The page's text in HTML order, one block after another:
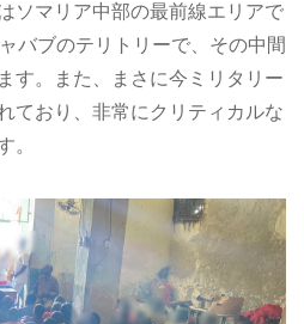
ソマリア中部の最前線エリアで
バブのテリトリーで、その中間
す。また、まさに今ミリタリー
ており、非常にクリティカルな
。